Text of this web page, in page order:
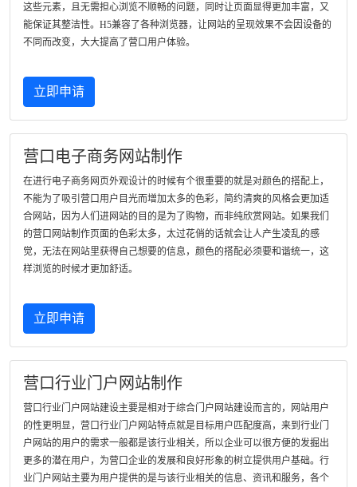
这些元素，且无需担心浏览不顺畅的问题，同时让页面显得更加丰富，又
能保证其整洁性。H5兼容了各种浏览器，让网站的呈现效果不会因设备的
不同而改变，大大提高了营口用户体验。
立即申请
营口电子商务网站制作
在进行电子商务网页外观设计的时候有个很重要的就是对颜色的搭配上，
不能为了吸引营口用户目光而增加太多的色彩，简约清爽的风格会更加适
合网站，因为人们进网站的目的是为了购物，而非纯欣赏网站。如果我们
的营口网站制作页面的色彩太多，太过花俏的话就会让人产生凌乱的感
觉，无法在网站里获得自己想要的信息，颜色的搭配必须要和谐统一，这
样浏览的时候才更加舒适。
立即申请
营口行业门户网站制作
营口行业门户网站建设主要是相对于综合门户网站建设而言的，网站用户
的性更明显，营口行业门户网站特点就是目标用户匹配度高，来到行业门
户网站的用户的需求一般都是该行业相关，所以企业可以很方便的发掘出
更多的潜在用户，为营口企业的发展和良好形象的树立提供用户基础。行
业门户网站主要为用户提供的是与该行业相关的信息、资讯和服务，各个